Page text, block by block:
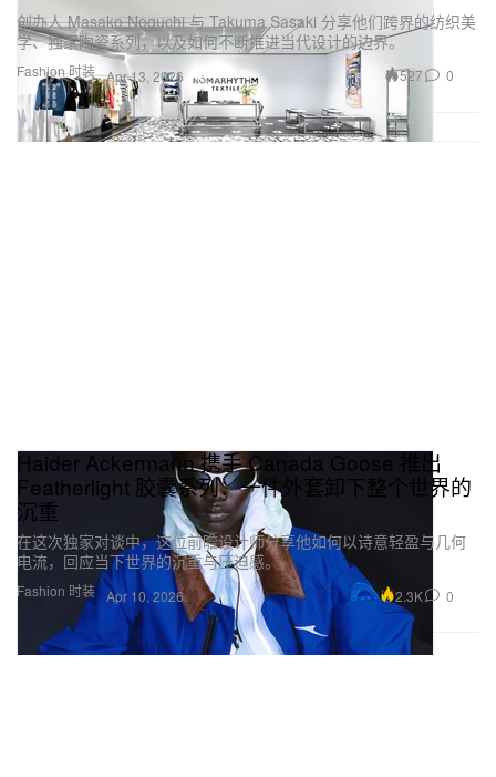
可以从灵感到装置完成，带我们走一遍一件作品的完
整过程吗？
我通常会从手绘草图和数字模型开始，再用小比例模
型去测试不同材料，然后找制作团队一起完成一比一
两者都有。我一般会从自己心里的一个小火花出发，
但作品只有在被观众真实地体验之后，才算真正完
成。
Fashion 时装
创办人 Masako Noguchi 与 Takuma Sasaki 分享他们跨界的纺织美
学、独家陶瓷系列，以及如何不断推进当代设计的边界。
Apr 13, 2026 527 0
Fashion 时装
Haider Ackermann 携手 Canada Goose 推出
Featherlight 胶囊系列：一件外套卸下整个世界的
沉重
在这次独家对谈中，这位前瞻设计师分享他如何以诗意轻盈与几何
电流，回应当下世界的沉重与压迫感。
Apr 10, 2026 2.3K 0